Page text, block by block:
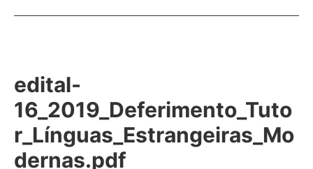
edital-
16_2019_Deferimento_Tuto
r_Línguas_Estrangeiras_Mo
dernas.pdf